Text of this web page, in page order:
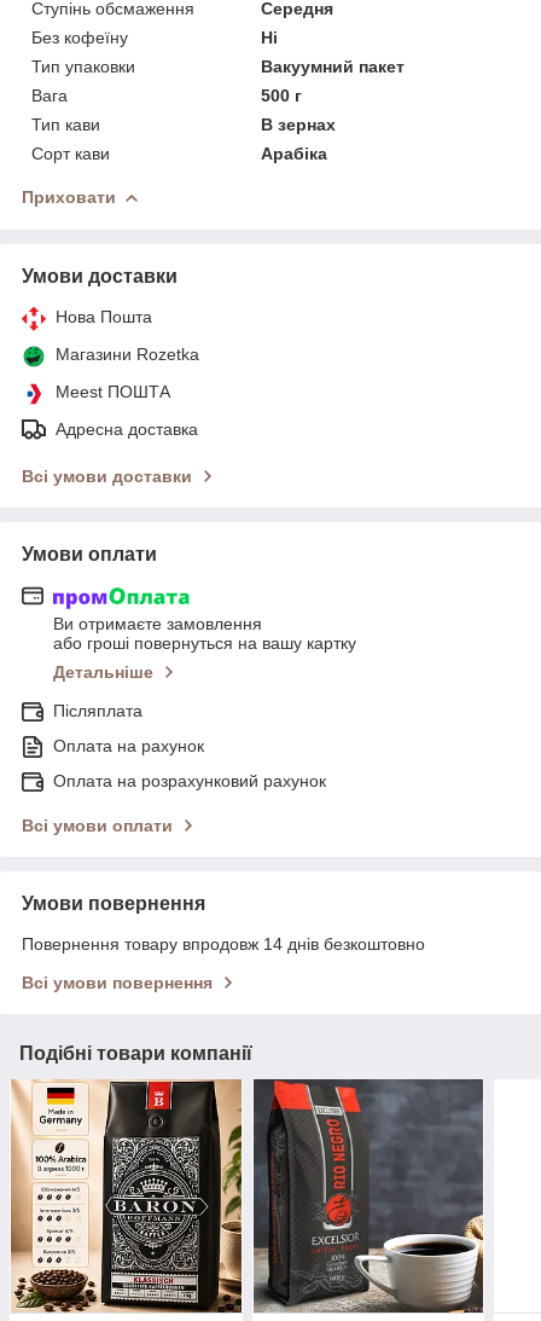
Ступінь обсмаження
Середня
Без кофеїну
Ні
Тип упаковки
Вакуумний пакет
Вага
500 г
Тип кави
В зернах
Сорт кави
Арабіка
Приховати
Умови доставки
Нова Пошта
Магазини Rozetka
Meest ПОШТА
Адресна доставка
Всі умови доставки
Умови оплати
Ви отримаєте замовлення
або гроші повернуться на вашу картку
Детальніше
Післяплата
Оплата на рахунок
Оплата на розрахунковий рахунок
Всі умови оплати
Умови повернення
Повернення товару впродовж 14 днів безкоштовно
Всі умови повернення
Подібні товари компанії